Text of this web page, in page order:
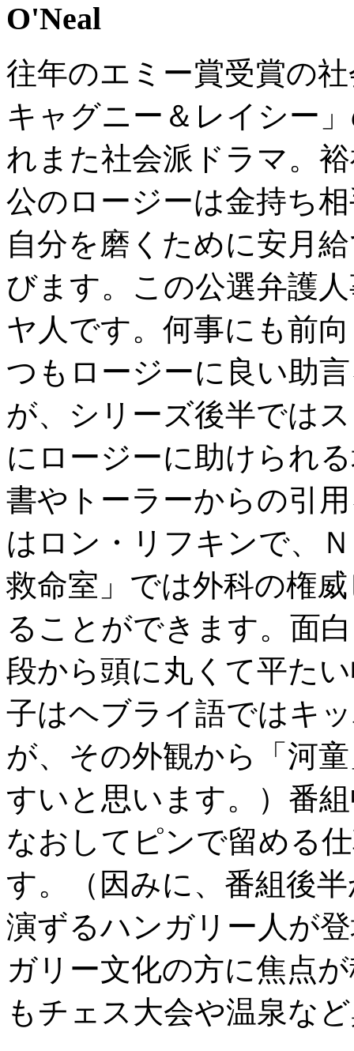
O'Neal
往年のエミー賞受賞の
キャグニー＆レイシー
れまた社会派ドラマ。
公のロージーは金持ち
自分を磨くために安月
びます。この公選弁護
ヤ人です。何事にも前
つもロージーに良い助
が、シリーズ後半では
にロージーに助けられ
書やトーラーからの引
はロン・リフキンで、
救命室」では外科の権
ることができます。面
段から頭に丸くて平た
子はヘブライ語ではキ
が、その外観から「河
すいと思います。）番
なおしてピンで留める
す。（因みに、番組後
演ずるハンガリー人が
ガリー文化の方に焦点
もチェス大会や温泉な